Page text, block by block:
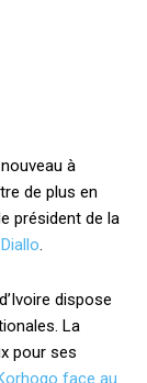
à
de plus en
président de la
.
dispose
La
pour ses
face au